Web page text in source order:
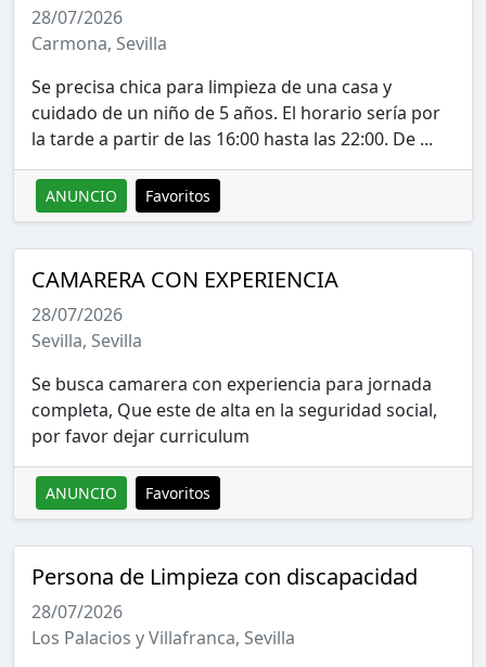
28/07/2026
Carmona, Sevilla
Se precisa chica para limpieza de una casa y
cuidado de un niño de 5 años. El horario sería por
la tarde a partir de las 16:00 hasta las 22:00. De ...
ANUNCIO Favoritos
CAMARERA CON EXPERIENCIA
28/07/2026
Sevilla, Sevilla
Se busca camarera con experiencia para jornada
completa, Que este de alta en la seguridad social,
por favor dejar curriculum
ANUNCIO Favoritos
Persona de Limpieza con discapacidad
28/07/2026
Los Palacios y Villafranca, Sevilla